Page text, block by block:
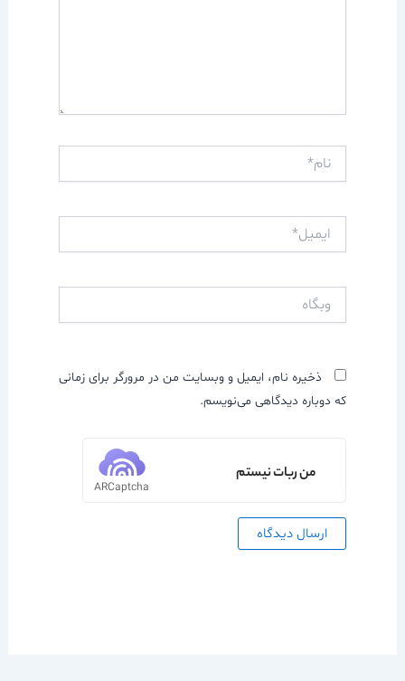
ذخیره نام، ایمیل و وبسایت من در مرورگر برای زمانی
که دوباره دیدگاهی می‌نویسم.
من ربات نیستم
ARCaptcha